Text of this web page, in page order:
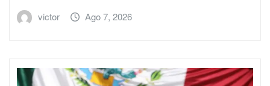
victor Ago 7, 2026